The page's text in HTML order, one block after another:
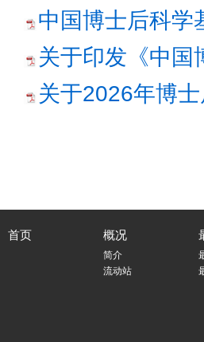
中国博士后科学
关于印发《中国
关于2026年博
首页 概况
简介
流动站